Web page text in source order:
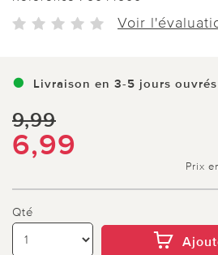
Voir
Livraison en 3-5 jours ouvrés
9,99
6,99
Prix
Qté